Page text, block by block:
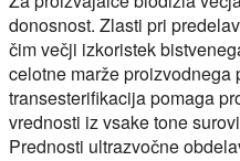
donosnost. Zlasti pri
čim večji izkoristek
celotne marže proizvodnega
transesterifikacija pomaga
vrednosti iz vsake tone
Prednosti ultrazvočne